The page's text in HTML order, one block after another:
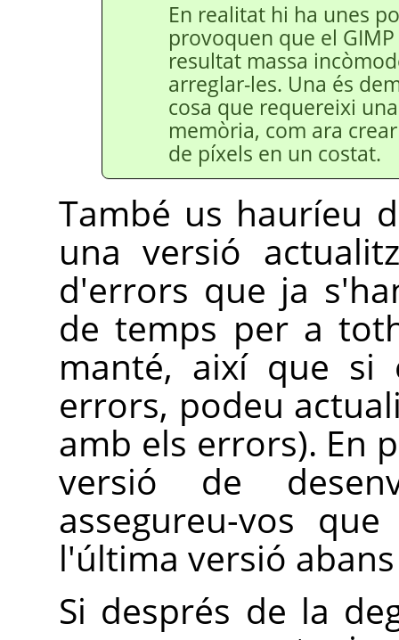
En realitat hi ha unes
provoquen que el GIMP
resultat massa
arreglar-les. Una és
cosa que requereixi
memòria, com ara
de píxels en un costat.
També us hauríeu
una versió
d'errors que ja
de temps per a
manté, així que
errors, podeu
amb els errors). En
versió de
assegureu-vos
l'última versió
Si després de la